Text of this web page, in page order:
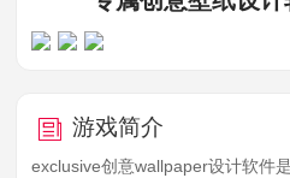
游戏简介
exclusive创意wallpaper设计软件